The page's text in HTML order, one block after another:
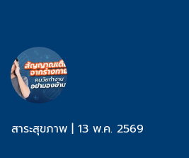
สาระสุขภาพ | 13 พ.ค. 2569